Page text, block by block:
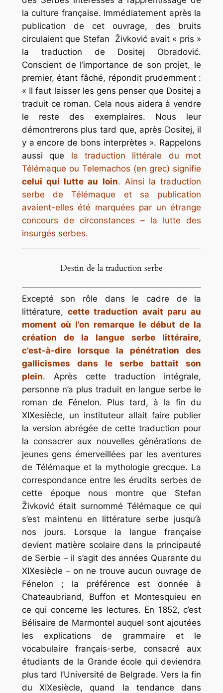
la culture française. Immédiatement après la
publication de cet ouvrage, des bruits
circulaient que Stefan Živković avait « pris »
la traduction de Dositej Obradović.
Conscient de l’importance de son projet, le
premier, étant fâché, répondit prudemment :
« Il faut laisser les gens penser que Dositej a
traduit ce roman. Cela nous aidera à vendre
le reste des exemplaires. Nous leur
démontrerons plus tard que, après Dositej, il
y a encore de bons interprètes ». Rappelons
aussi que la traduction littérale du mot
Télémaque ou Telemachos (en grec) signifie
celui qui lutte au loin. Ainsi la traduction
serbe de Télémaque et sa publication
avaient-elles été marquées par un étrange
concours de circonstances – la lutte des
insurgés serbes.
Destin de la traduction serbe
Excepté son rôle dans le cadre de la
littérature,cette traduction avait paru au
moment où l’on remarque le début de la
création de la langue serbe littéraire,
c’est-à-dire lorsque la pénétration des
gallicismes dans le serbe battait son
plein. Après cette traduction intégrale,
personne n’a plus traduit en langue serbe le
roman de Fénelon. Plus tard, à la fin du
XIXesiècle, un instituteur allait faire publier
la version abrégée de cette traduction pour
la consacrer aux nouvelles générations de
jeunes gens émerveillées par les aventures
de Télémaque et la mythologie grecque. La
correspondance entre les érudits serbes de
cette époque nous montre que Stefan
Živković était surnommé Télémaque ce qui
s’est maintenu en littérature serbe jusqu’à
nos jours. Lorsque la langue française
devient matière scolaire dans la principauté
de Serbie – il s’agit des années Quarante du
XIXesiècle – on ne trouve aucun ouvrage de
Fénelon ; la préférence est donnée à
Chateaubriand, Buffon et Montesquieu en
ce qui concerne les lectures. En 1852, c’est
Bélisaire de Marmontel auquel sont ajoutées
les explications de grammaire et le
vocabulaire français-serbe, consacré aux
étudiants de la Grande école qui deviendra
plus tard l’Université de Belgrade. Vers la fin
du XIXesiècle, quand la tendance dans